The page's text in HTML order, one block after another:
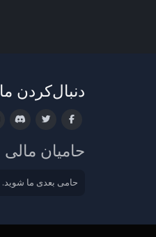
دنبال‌کردن ما
حامیان مالی
حامی بعدی ما شوید.